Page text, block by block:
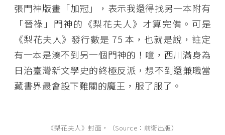
張門神版畫「加冠」，表示我還得找另一本附有
「晉祿」門神的《梨花夫人》才算完備。可是
《梨花夫人》發行數是 75 本，也就是說，註定
有一本是湊不到另一個門神的！噫，西川滿身為
日治臺灣新文學史的終極反派，想不到還兼職當
藏書界最會設下難關的魔王，服了服了。
《梨花夫人》封面，（Source：前衛出版）